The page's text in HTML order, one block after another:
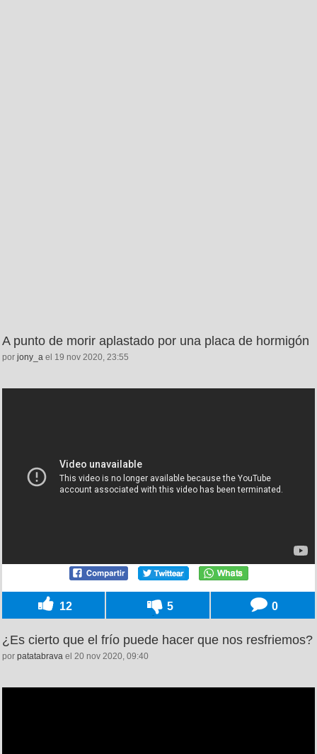
A punto de morir aplastado por una placa de hormigón
por jony_a el 19 nov 2020, 23:55
12 5 0
¿Es cierto que el frío puede hacer que nos resfriemos?
por patatabrava el 20 nov 2020, 09:40